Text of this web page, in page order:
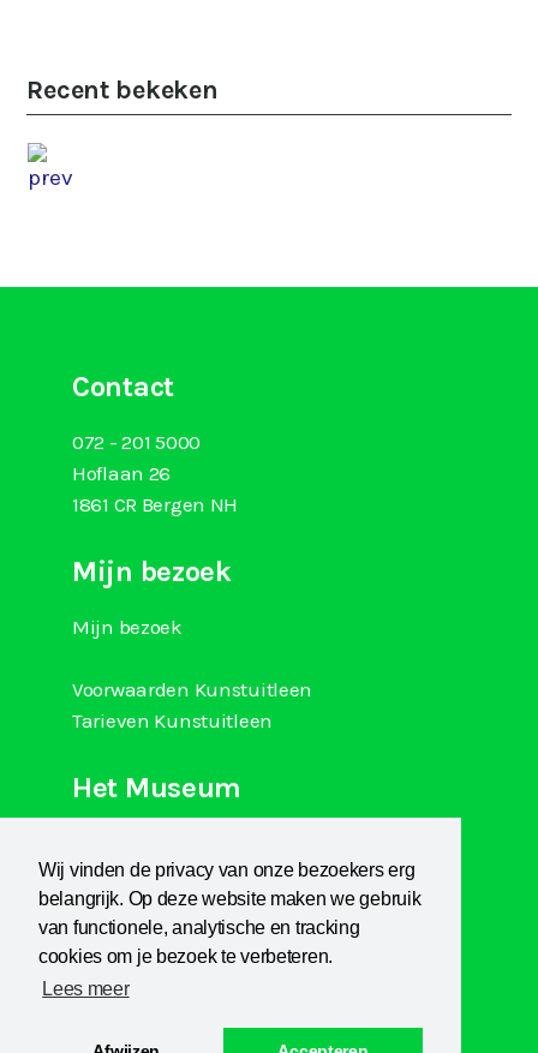
Wij vinden de privacy van onze bezoekers erg
belangrijk. Op deze website maken we gebruik
van functionele, analytische en tracking
cookies om je bezoek te verbeteren.
Lees meer
Recent bekeken
Contact
072 - 201 5000
Hoflaan 26
1861 CR Bergen NH
Mijn bezoek
Mijn bezoek
Voorwaarden Kunstuitleen
Tarieven Kunstuitleen
Het Museum
Museum Het Sterkenhuis
Kunstuitleen
KCB